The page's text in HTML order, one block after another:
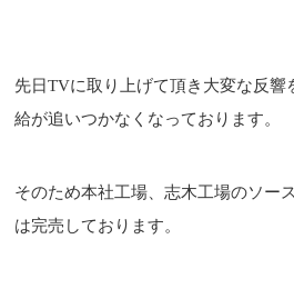
先日TVに取り上げて頂き大変な反響
給が追いつかなくなっております。
そのため本社工場、志木工場のソー
は完売しております。